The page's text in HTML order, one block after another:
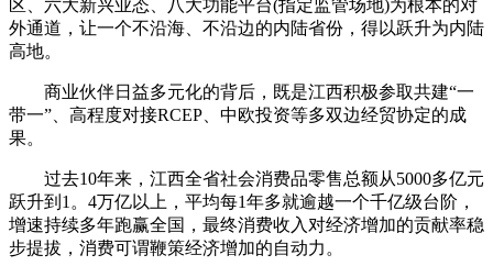
区、六大新兴业态、八大功能平台(指定监管场地)为根本的对
外通道，让一个不沿海、不沿边的内陆省份，得以跃升为内陆
高地。
商业伙伴日益多元化的背后，既是江西积极参取共建“一
带一”、高程度对接RCEP、中欧投资等多双边经贸协定的成
果。
过去10年来，江西全省社会消费品零售总额从5000多亿元
跃升到1。4万亿以上，平均每1年多就逾越一个千亿级台阶，
增速持续多年跑赢全国，最终消费收入对经济增加的贡献率稳
步提拔，消费可谓鞭策经济增加的自动力。